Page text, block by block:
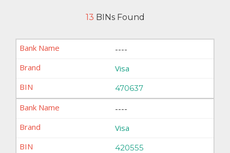
13 BINs Found
----
Visa
470637
----
Visa
420555